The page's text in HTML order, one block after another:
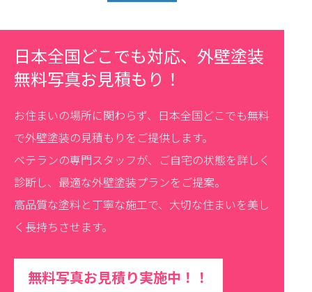
日本全国どこでも対応、外壁塗装
無料写真お見積もり！
お住まいの場所に関わらず、日本全国どこでも無料
で外壁塗装の見積もりをご提供します。
ベテランの専門スタッフが、ご自宅の状態を詳しく
診断し、最適な外壁塗装プランをご提案。
高品質な塗料と丁寧な施工で、大切な住まいを美し
く長持ちさせます。
無料写真お見積り実施中！！